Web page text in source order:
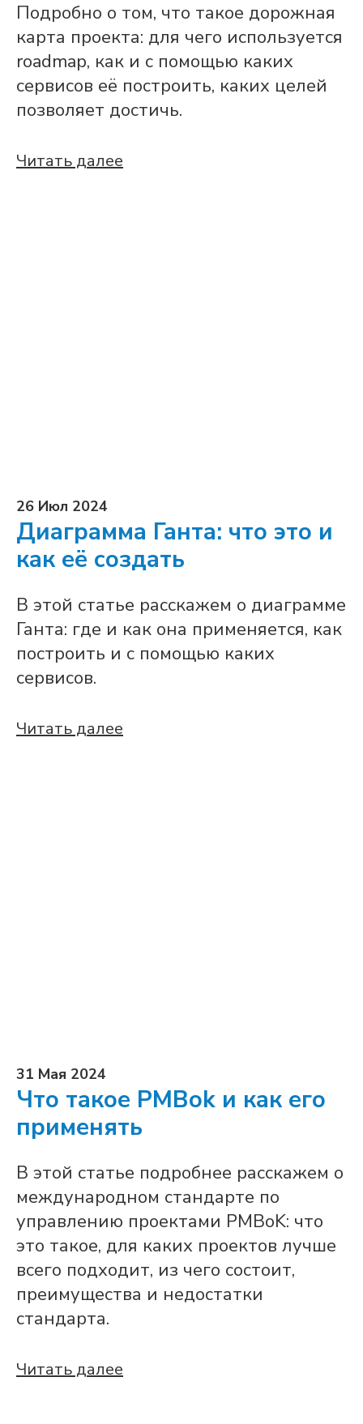
Подробно о том, что такое дорожная
карта проекта: для чего используется
roadmap, как и с помощью каких
сервисов её построить, каких целей
позволяет достичь.
Читать далее
26 Июл 2024
Диаграмма Ганта: что это и
как её создать
В этой статье расскажем о диаграмме
Ганта: где и как она применяется, как
построить и с помощью каких
сервисов.
Читать далее
31 Мая 2024
Что такое PMBok и как его
применять
В этой статье подробнее расскажем о
международном стандарте по
управлению проектами PMBoK: что
это такое, для каких проектов лучше
всего подходит, из чего состоит,
преимущества и недостатки
стандарта.
Читать далее